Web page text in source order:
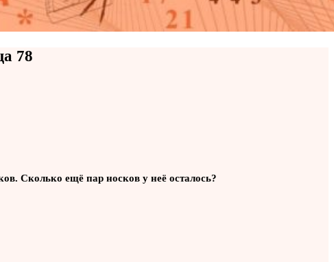
78
Сколько ещё пар носков у неё осталось?